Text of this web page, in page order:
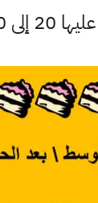
درجه